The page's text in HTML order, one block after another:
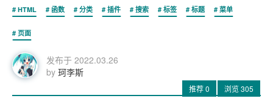
HTML 函数 分类 插件 搜索 标签 标题 菜单
页面
发布于 2022.03.26
by 珂李斯
推荐0 浏览305